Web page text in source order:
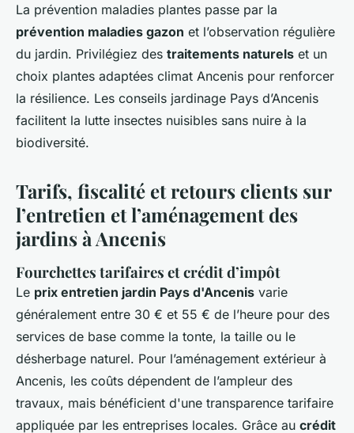
La prévention maladies plantes passe par la
prévention maladies gazon et l’observation régulière
du jardin. Privilégiez des traitements naturels et un
choix plantes adaptées climat Ancenis pour renforcer
la résilience. Les conseils jardinage Pays d’Ancenis
facilitent la lutte insectes nuisibles sans nuire à la
biodiversité.
Tarifs, fiscalité et retours clients sur
l’entretien et l’aménagement des
jardins à Ancenis
Fourchettes tarifaires et crédit d’impôt
Le prix entretien jardin Pays d'Ancenis varie
généralement entre 30 € et 55 € de l’heure pour des
services de base comme la tonte, la taille ou le
désherbage naturel. Pour l’aménagement extérieur à
Ancenis, les coûts dépendent de l’ampleur des
travaux, mais bénéficient d'une transparence tarifaire
appliquée par les entreprises locales. Grâce au crédit